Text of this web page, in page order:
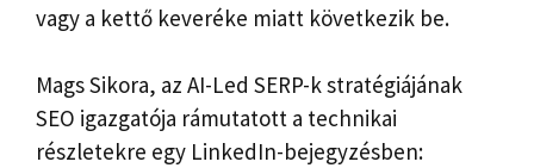
vagy a kettő keveréke miatt következik be.
Mags Sikora, az AI-Led SERP-k stratégiájának
SEO igazgatója rámutatott a technikai
részletekre egy LinkedIn-bejegyzésben: